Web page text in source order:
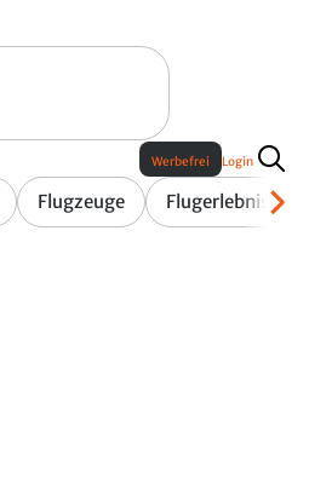
Flugzeuge Flugerlebnis
Werbefrei Login